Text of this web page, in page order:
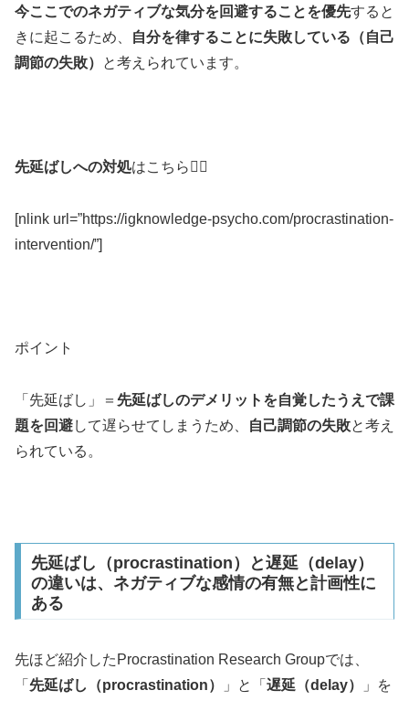
今ここでのネガティブな気分を回避することを優先すると
きに起こるため、
自分を律することに失敗している（自己
調節の失敗）
と考えられています。
先延ばしへの対処はこちら💁‍♂️
[nlink url=”https://igknowledge-psycho.com/procrastination-
intervention/”]
ポイント
「先延ばし」＝ 先延ばしのデメリットを自覚したうえで課
題を回避して遅らせてしまうため、 自己調節の失敗と考え
られている。
先延ばし（procrastination）と遅延（delay）
の違いは、ネガティブな感情の有無と計画性に
ある
先ほど紹介したProcrastination Research Groupでは、
「 先延ばし（procrastination） 」と「 遅延（delay）
」を